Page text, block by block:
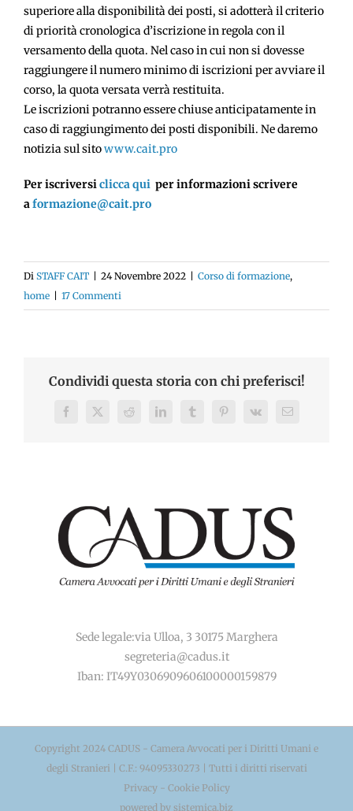
superiore alla disponibilità dei posti, si adotterà il criterio
di priorità cronologica d’iscrizione in regola con il
versamento della quota. Nel caso in cui non si dovesse
raggiungere il numero minimo di iscrizioni per avviare il
corso, la quota versata verrà restituita.
Le iscrizioni potranno essere chiuse anticipatamente in
caso di raggiungimento dei posti disponibili. Ne daremo
notizia sul sitowww.cait.pro
Per iscriversiclicca qui per informazioni scrivere
aformazione@cait.pro
Di STAFF CAIT 24 Novembre 2022 Corso di formazione,
home
17 Commenti
Condividi questa storia con chi preferisci!
Facebook
X Reddit LinkedInTumblrPinterest
Vk Email
Sede legale:via Ulloa, 3 30175 Marghera
segreteria@cadus.it
Iban: IT49Y0306909606100000159879
Copyright 2024 CADUS - Camera Avvocati per i Diritti Umani e
degli Stranieri | C.F.: 94095330273 | Tutti i diritti riservati
Privacy- Cookie Policy
powered by sistemica.biz